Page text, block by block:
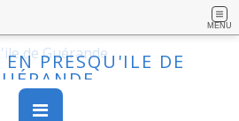
MENU
EN PRESQU'ILE DE